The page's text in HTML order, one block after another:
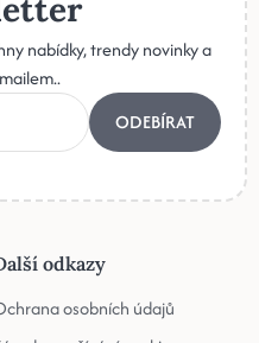
nabídky, trendy novinky a
ODEBÍRAT
odkazy
osobních údajů